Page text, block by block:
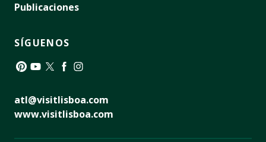
Publicaciones
SÍGUENOS
atl@visitlisboa.com
www.visitlisboa.com